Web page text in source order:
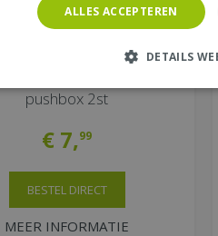
pushbox 2st
€ 7,99
MEER INFORMATIE
BESTEL DIRECT
ALLES ACCEPTEREN
DETAILS